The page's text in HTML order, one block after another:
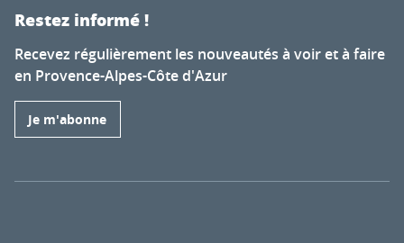
Restez informé !
Recevez régulièrement les nouveautés à voir et à faire
en Provence-Alpes-Côte d'Azur
Je m'abonne